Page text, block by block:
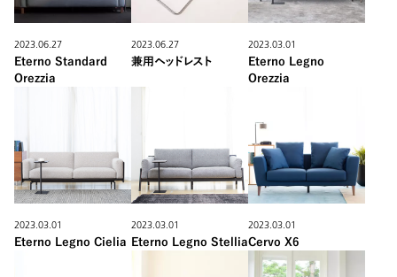
2023.06.27
Eterno Standard
Orezzia
2023.06.27
兼用ヘッドレスト
2023.03.01
Eterno Legno
Orezzia
2023.03.01
Eterno Legno Cielia
2023.03.01
Eterno Legno Stellia
2023.03.01
Cervo X6